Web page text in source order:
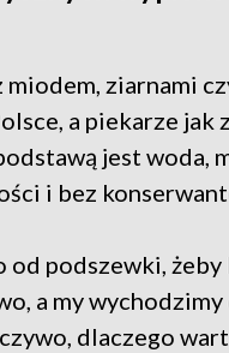
miodem, ziarnami
a piekarze
jest woda,
i bez
podszewki,
a my
dlaczego